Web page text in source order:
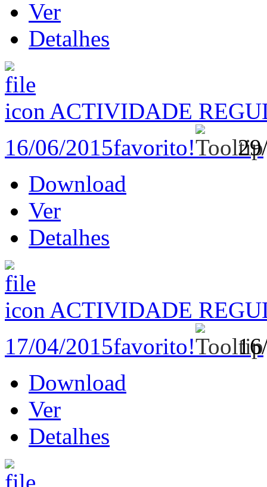
Ver
Detalhes
ACTIVIDADE
16/06/2015favorito!
Download
Ver
Detalhes
ACTIVIDADE
17/04/2015favorito!
Download
Ver
Detalhes